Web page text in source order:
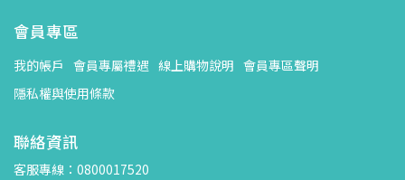
會員專區
我的帳戶 會員專屬禮遇 線上購物說明 會員專區聲明
隱私權與使用條款
聯絡資訊
客服專線：0800017520